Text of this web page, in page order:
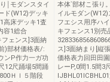
￨モダンスタイ
ド(W12)デッキ
高床デッキ1査
容1総合
フェンス]3面納
)部材価格表/:
ンP作力一ガ功
12尺踊場5間踊
Ｈｌ５階段
本体`部材こ張り
イルモダン
フエシス用序ハ
キフェンス1別売
ス]3面納まり[縦
価格表力回田田
レーP,0間1.5間3